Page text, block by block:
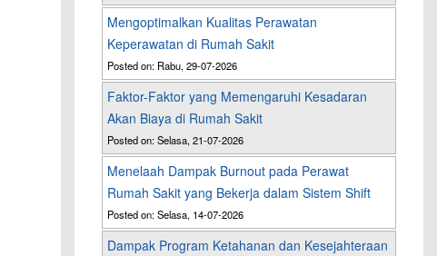
Mengoptimalkan Kualitas Perawatan
Keperawatan di Rumah Sakit
Posted on: Rabu, 29-07-2026
Faktor-Faktor yang Memengaruhi Kesadaran
Akan Biaya di Rumah Sakit
Posted on: Selasa, 21-07-2026
Menelaah Dampak Burnout pada Perawat
Rumah Sakit yang Bekerja dalam Sistem Shift
Posted on: Selasa, 14-07-2026
Dampak Program Ketahanan dan Kesejahteraan